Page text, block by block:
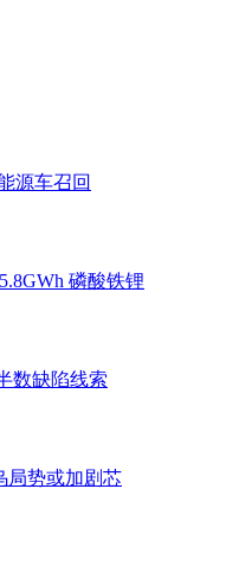
源车召回
磷酸铁锂
数缺陷线索
局势或加剧芯